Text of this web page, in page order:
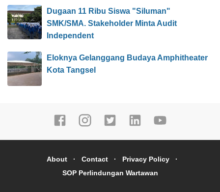
Dugaan 11 Ribu Siswa "Siluman"
SMK/SMA. Stakeholder Minta Audit
Independent
Eloknya Gelanggang Budaya Amphitheater
Kota Tangsel
About Contact
Privacy Policy
SOP Perlindungan Wartawan